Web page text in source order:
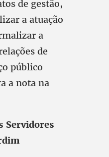
de gestão,
a atuação
a
de
público
a nota na
Servidores